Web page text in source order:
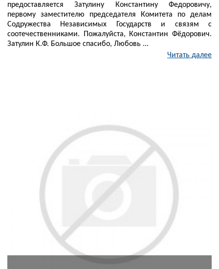
предоставляется Затулину Константину Федоровичу,
первому заместителю председателя Комитета по делам
Содружества Независимых Государств и связям с
соотечественниками. Пожалуйста, Константин Фёдорович.
Затулин К.Ф. Большое спасибо, Любовь ...
Читать далее